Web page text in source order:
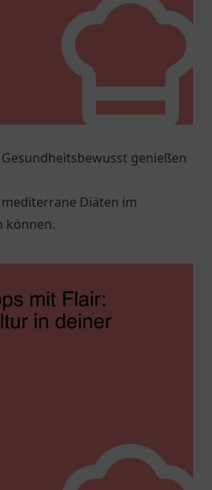
genießen
mediterrane Diäten im
können.